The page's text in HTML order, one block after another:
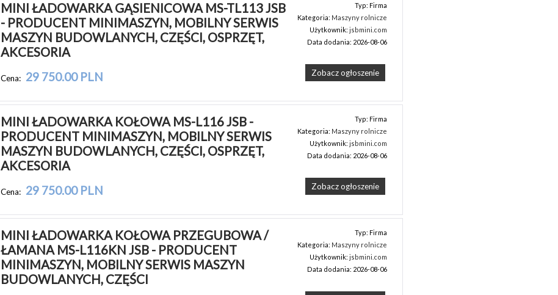
MINI ŁADOWARKA GĄSIENICOWA MS-TL113 JSB
- PRODUCENT MINIMASZYN, MOBILNY SERWIS
MASZYN BUDOWLANYCH, CZĘŚCI, OSPRZĘT,
AKCESORIA
Cena: 29 750.00 PLN
Typ: Firma
Kategoria: Maszyny rolnicze
Użytkownik:jsbmini.com
Data dodania: 2026-08-06
Zobacz ogłoszenie
MINI ŁADOWARKA KOŁOWA MS-L116 JSB -
PRODUCENT MINIMASZYN, MOBILNY SERWIS
MASZYN BUDOWLANYCH, CZĘŚCI, OSPRZĘT,
AKCESORIA
Cena: 29 750.00 PLN
Typ: Firma
Kategoria: Maszyny rolnicze
Użytkownik:jsbmini.com
Data dodania: 2026-08-06
Zobacz ogłoszenie
MINI ŁADOWARKA KOŁOWA PRZEGUBOWA /
ŁAMANA MS-L116KN JSB - PRODUCENT
MINIMASZYN, MOBILNY SERWIS MASZYN
BUDOWLANYCH, CZĘŚCI
Typ: Firma
Kategoria: Maszyny rolnicze
Użytkownik:jsbmini.com
Data dodania: 2026-08-06